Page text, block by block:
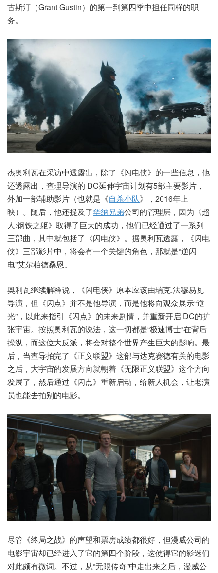
古斯汀（Grant Gustin）的第一到第四季中担任同样的职
务。
杰奥利瓦在采访中透露出，除了《闪电侠》的一些信息，他
还透露出，查理导演的 DC延伸宇宙计划有5部主要影片，
外加一部辅助影片（也就是《自杀小队》，2016年上
映）。随后，他还提及了华纳兄弟公司的管理层，因为《超
人:钢铁之躯》取得了巨大的成功，他们已经通过了一系列
三部曲，其中就包括了《闪电侠》。据奥利瓦透露，《闪电
侠》三部影片中，将会有一个关键的角色，那就是“逆闪
电”艾尔柏德桑恩。
奥利瓦继续解释说，《闪电侠》原本应该由瑞克.法穆易瓦
导演，但《闪点》并不是他导演，而是他将向观众展示“逆
光”，以此来指引《闪点》的未来剧情，并重新开启 DC的扩
张宇宙。按照奥利瓦的说法，这一切都是“极速博士”在背后
操纵，而这位大反派，将会对整个世界产生巨大的影响。最
后，当查导拍完了《正义联盟》这部与达克赛德有关的电影
之后，大宇宙的发展方向就朝着《无限正义联盟》这个方向
发展了，然后通过《闪点》重新启动，给新人机会，让老演
员也能去拍别的电影。
尽管《终局之战》的声望和票房成绩都很好，但漫威公司的
电影宇宙却已经进入了它的第四个阶段，这使得它的影迷们
对此颇有微词。不过，从“无限传奇”中走出来之后，漫威公